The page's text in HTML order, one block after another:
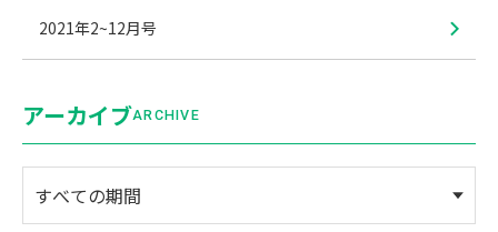
2021年2~12月号
アーカイブARCHIVE